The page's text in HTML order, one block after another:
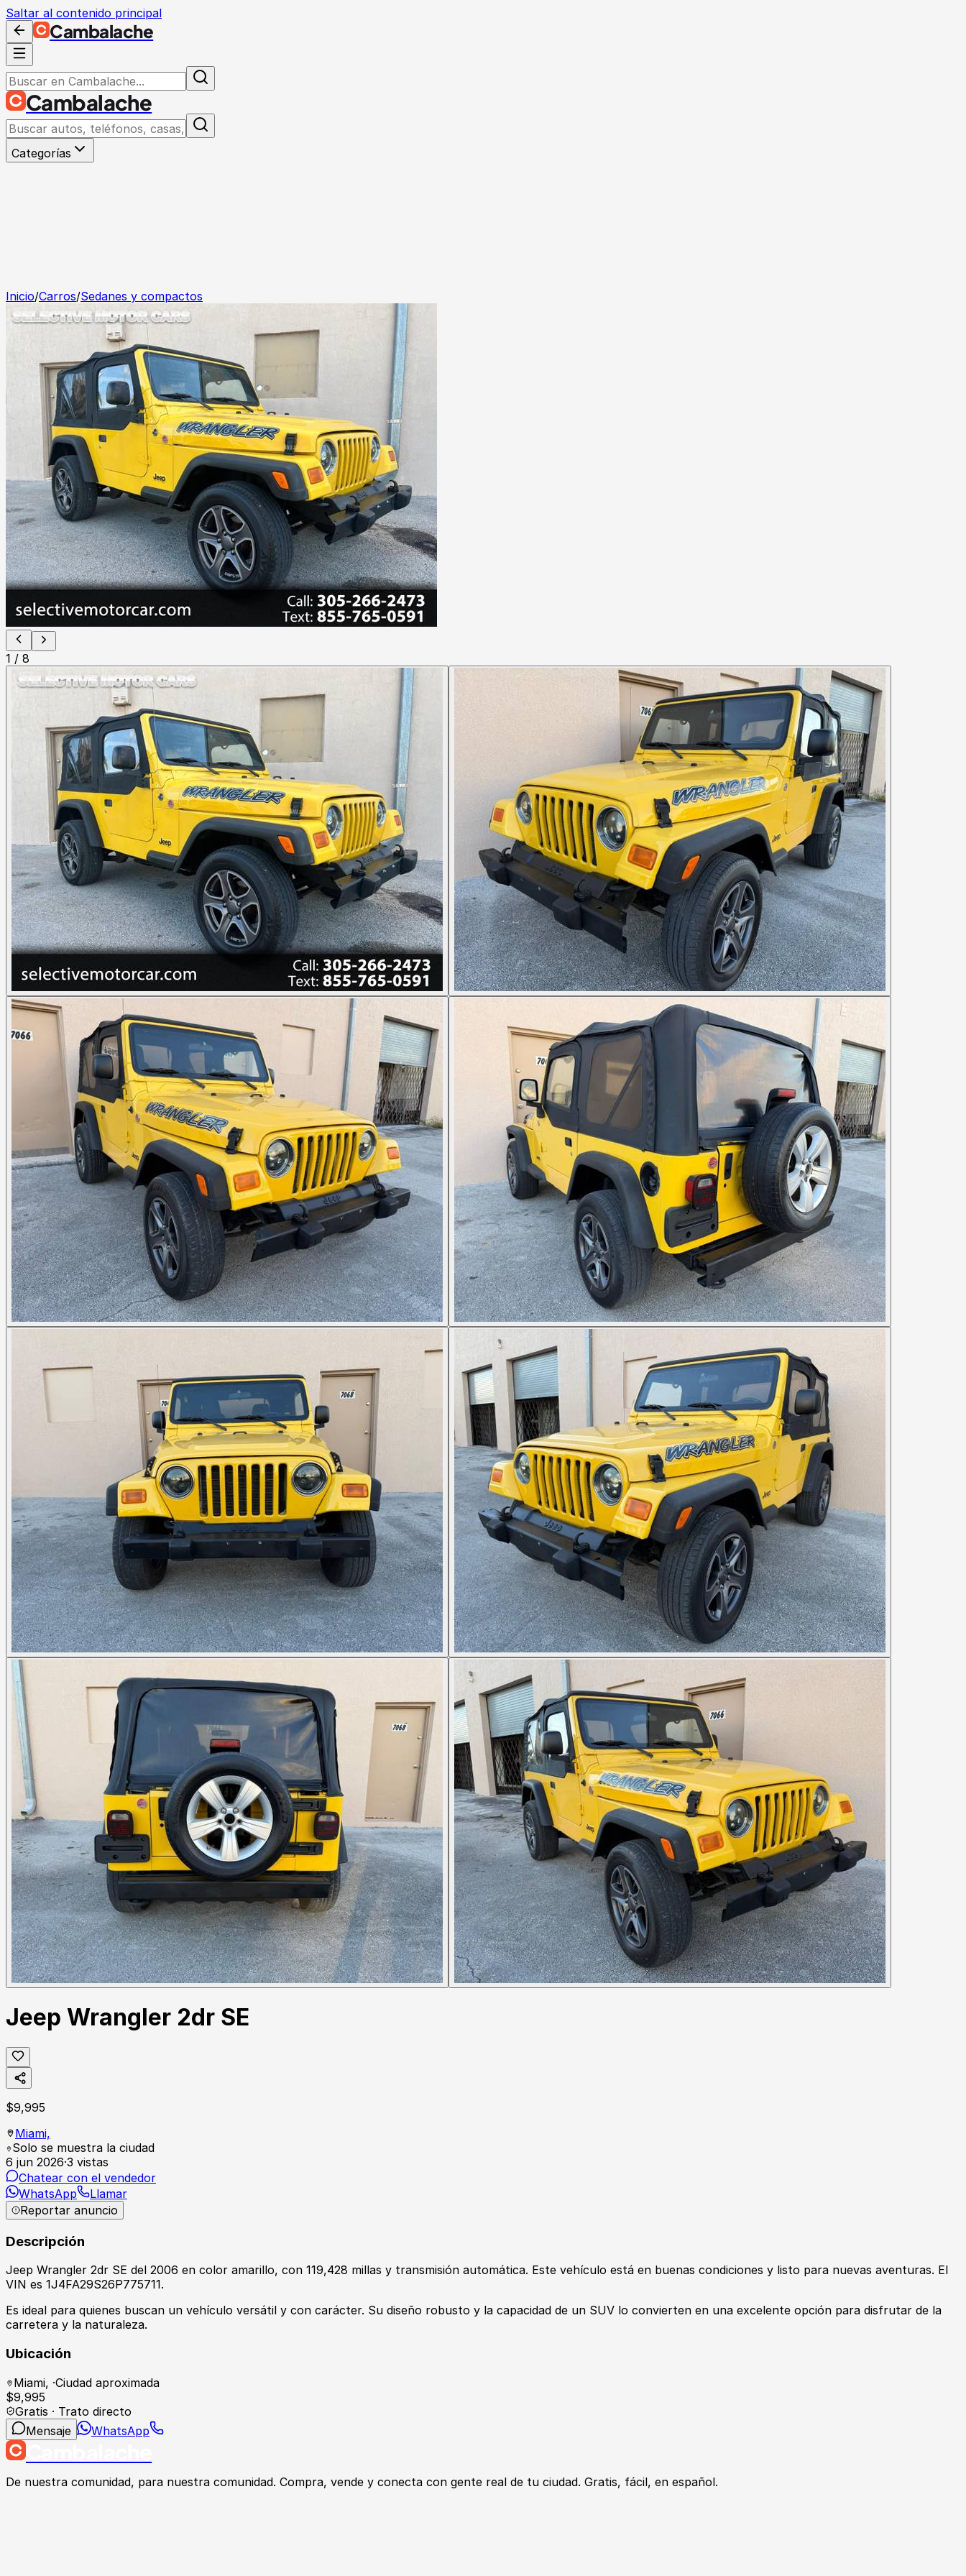
Saltar al contenido principal
Cambalache
Cambalache
Categorías
Inicio/Carros/Sedanes y compactos
1 / 8
Jeep Wrangler 2dr SE
$9,995
Miami,
Solo se muestra la ciudad
6 jun 2026·3 vistas
Chatear con el vendedor
WhatsApp
Llamar
Reportar anuncio
Descripción
Jeep Wrangler 2dr SE del 2006 en color amarillo, con 119,428 millas y transmisión automática. Este vehículo está en buenas condiciones y listo para nuevas aventuras. El
VIN es 1J4FA29S26P775711.
Es ideal para quienes buscan un vehículo versátil y con carácter. Su diseño robusto y la capacidad de un SUV lo convierten en una excelente opción para disfrutar de la
carretera y la naturaleza.
Ubicación
Miami, ·Ciudad aproximada
$9,995
Gratis · Trato directo
Mensaje
WhatsApp
De nuestra comunidad, para nuestra comunidad. Compra, vende y conecta con gente real de tu ciudad. Gratis, fácil, en español.